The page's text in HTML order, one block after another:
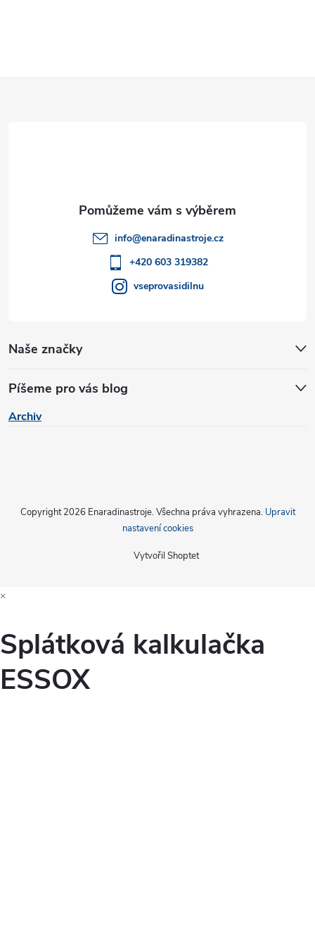
Naše značky
Píšeme pro vás blog
Archiv
info@enaradinastroje.cz
+420 603 319382
vseprovasidilnu
Vytvořil Shoptet
Copyright 2026 Enaradinastroje. Všechna práva vyhrazena. Upravit
nastavení cookies
×
Splátková kalkulačka
ESSOX